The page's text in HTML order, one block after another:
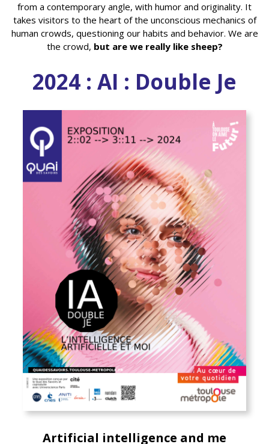
from a contemporary angle, with humor and originality. It
takes visitors to the heart of the unconscious mechanics of
human crowds, questioning our habits and behavior. We are
the crowd, but are we really like sheep?
2024 : AI : Double Je
Artificial intelligence and me